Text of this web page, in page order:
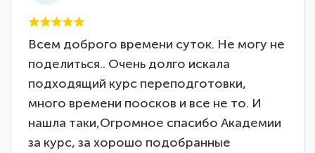
Всем доброго времени суток. Не могу не
поделиться.. Очень долго искала
подходящий курс переподготовки,
много времени поосков и все не то. И
нашла таки,Огромное спасибо Академии
за курс, за хорошо подобранные